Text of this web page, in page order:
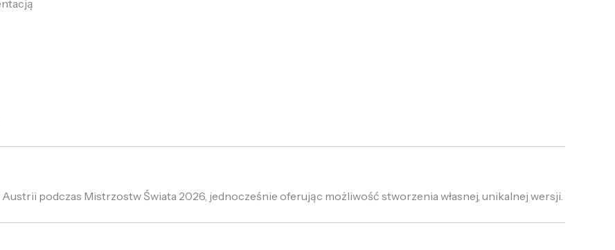
podczas Mistrzostw Świata 2026, jednocześnie oferując możliwość stworzenia własnej, unikalnej wersji.